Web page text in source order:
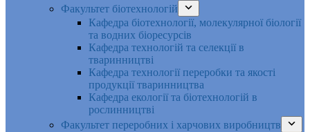
Факультет біотехнологій
Кафедра біотехнології, молекулярної біології
та водних біоресурсів
Кафедра технологій та селекції в
тваринництві
Кафедра технології переробки та якості
продукції тваринництва
Кафедра екології та біотехнологій в
рослинництві
Факультет переробних і харчових виробництв